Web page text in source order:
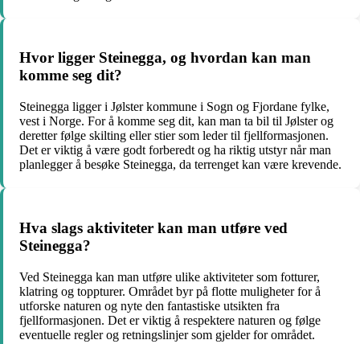
Hvor ligger Steinegga, og hvordan kan man
komme seg dit?
Steinegga ligger i Jølster kommune i Sogn og Fjordane fylke,
vest i Norge. For å komme seg dit, kan man ta bil til Jølster og
deretter følge skilting eller stier som leder til fjellformasjonen.
Det er viktig å være godt forberedt og ha riktig utstyr når man
planlegger å besøke Steinegga, da terrenget kan være krevende.
Hva slags aktiviteter kan man utføre ved
Steinegga?
Ved Steinegga kan man utføre ulike aktiviteter som fotturer,
klatring og toppturer. Området byr på flotte muligheter for å
utforske naturen og nyte den fantastiske utsikten fra
fjellformasjonen. Det er viktig å respektere naturen og følge
eventuelle regler og retningslinjer som gjelder for området.